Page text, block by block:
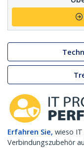
Erfahren Sie, wieso IT
Verbindungszubehör